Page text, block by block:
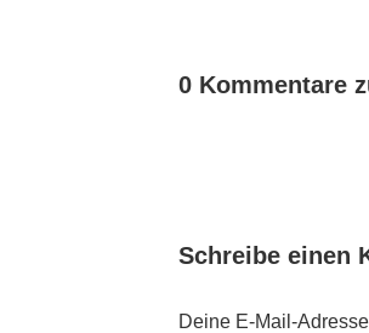
0 Kommentare
Schreibe einen
Deine E-Mail-